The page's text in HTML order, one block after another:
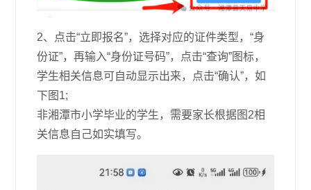
2、点击“立即报名”，选择对应的证件类型，“身
份证”，再输入“身份证号码”，点击“查询”图标，
学生相关信息可自动显示出来，点击“确认”，如
下图1;
非湘潭市小学毕业的学生，需要家长根据图2相
关信息自己如实填写。